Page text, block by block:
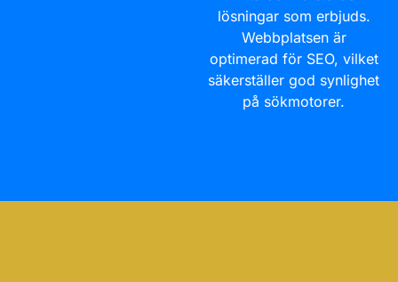
lösningar som erbjuds.
Webbplatsen är
optimerad för SEO, vilket
säkerställer god synlighet
på sökmotorer.